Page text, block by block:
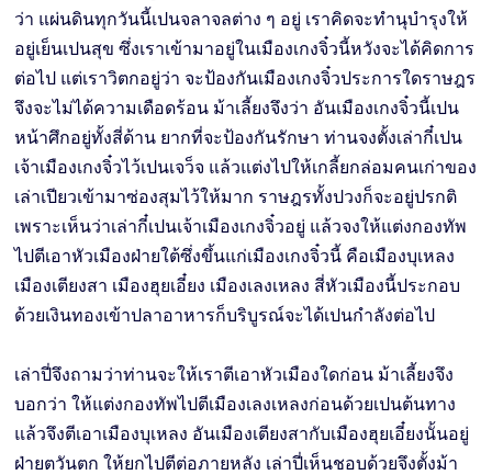
ว่า แผ่นดินทุกวันนี้เปนจลาจลต่าง ๆ อยู่ เราคิดจะทำนุบำรุงให้
อยู่เย็นเปนสุข ซึ่งเราเข้ามาอยู่ในเมืองเกงจิ๋วนี้หวังจะได้คิดการ
ต่อไป แต่เราวิตกอยู่ว่า จะป้องกันเมืองเกงจิ๋วประการใดราษฎร
จึงจะไม่ได้ความเดือดร้อน ม้าเลี้ยงจึงว่า อันเมืองเกงจิ๋วนี้เปน
หน้าศึกอยู่ทั้งสี่ด้าน ยากที่จะป้องกันรักษา ท่านจงตั้งเล่ากี๋เปน
เจ้าเมืองเกงจิ๋วไว้เปนเจว็จ แล้วแต่งไปให้เกลี้ยกล่อมคนเก่าของ
เล่าเปียวเข้ามาซ่องสุมไว้ให้มาก ราษฎรทั้งปวงก็จะอยู่ปรกติ
เพราะเห็นว่าเล่ากี๋เปนเจ้าเมืองเกงจิ๋วอยู่ แล้วจงให้แต่งกองทัพ
ไปตีเอาหัวเมืองฝ่ายใต้ซึ่งขึ้นแก่เมืองเกงจิ๋วนี้ คือเมืองบุเหลง
เมืองเตียงสา เมืองฮุยเอี๋ยง เมืองเลงเหลง สี่หัวเมืองนี้ประกอบ
ด้วยเงินทองเข้าปลาอาหารก็บริบูรณ์จะได้เปนกำลังต่อไป
เล่าปี่จึงถามว่าท่านจะให้เราตีเอาหัวเมืองใดก่อน ม้าเลี้ยงจึง
บอกว่า ให้แต่งกองทัพไปตีเมืองเลงเหลงก่อนด้วยเปนต้นทาง
แล้วจึงตีเอาเมืองบุเหลง อันเมืองเตียงสากับเมืองฮุยเอี๋ยงนั้นอยู่
ฝ่ายตวันตก ให้ยกไปตีต่อภายหลัง เล่าปี่เห็นชอบด้วยจึงตั้งม้า